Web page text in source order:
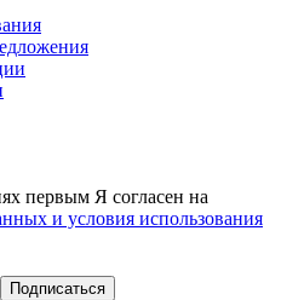
первым Я согласен на
и условия использования